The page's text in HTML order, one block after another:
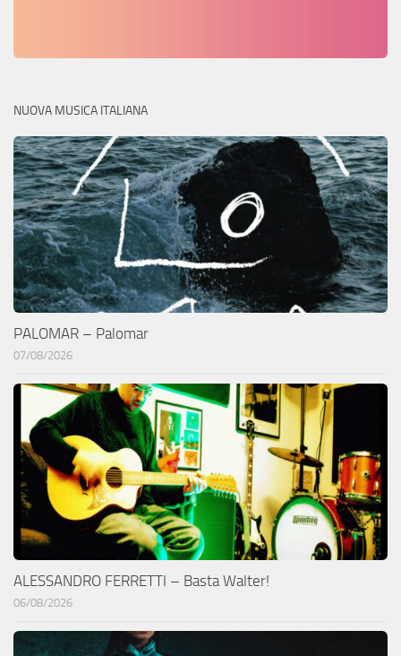
NUOVA MUSICA ITALIANA
PALOMAR – Palomar
07/08/2026
ALESSANDRO FERRETTI – Basta Walter!
06/08/2026